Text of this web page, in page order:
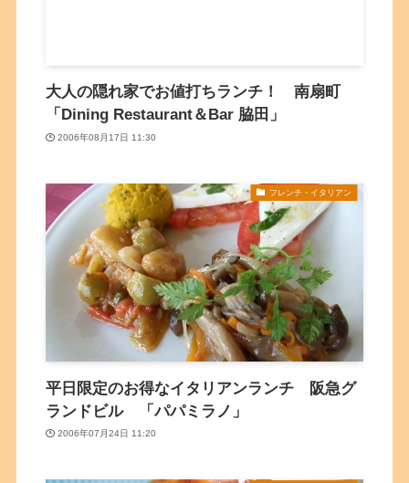
大人の隠れ家でお値打ちランチ！ 南扇町
「Dining Restaurant＆Bar 脇田」
2006年08月17日 11:30
フレンチ・イタリアン
平日限定のお得なイタリアンランチ 阪急グ
ランドビル 「パパミラノ」
2006年07月24日 11:20